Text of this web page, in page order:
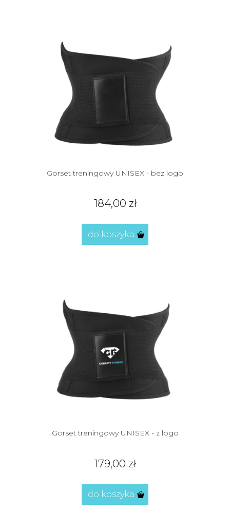
Gorset treningowy UNISEX - bez logo
184,00 zł
do koszyka
Gorset treningowy UNISEX - z logo
179,00 zł
do koszyka